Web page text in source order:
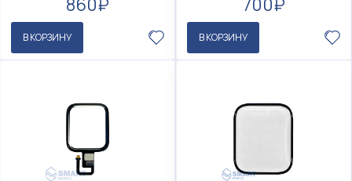
860₽
В КОРЗИНУ
700₽
В КОРЗИНУ